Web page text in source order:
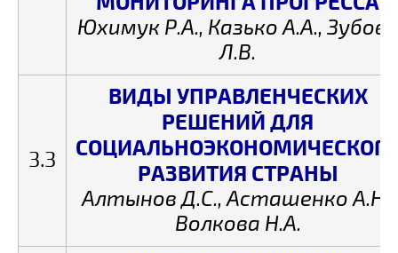
Юхимук Р.А., Казько А.А., Зубова
Л.В.
3.3
ВИДЫ УПРАВЛЕНЧЕСКИХ
РЕШЕНИЙ ДЛЯ
РАЗВИТИЯ СТРАНЫ
Алтынов Д.С., Асташенко А.Н.,
Волкова Н.А.